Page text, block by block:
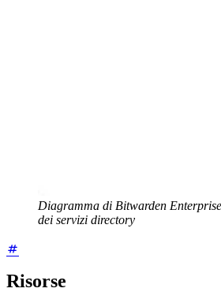
Diagramma di Bitwarden
dei servizi directory
Risorse